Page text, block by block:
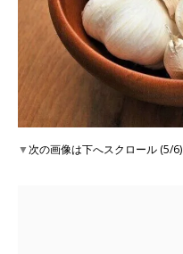
▼次の画像は下へスクロール (5/6)